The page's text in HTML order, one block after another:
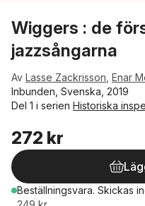
Wiggers : de
jazzsångarna
Av Lasse Zackrisson Enar
Inbunden, Svenska, 2019
Del 1 i serien Historiska
272 kr
Beställningsvara. Skickas